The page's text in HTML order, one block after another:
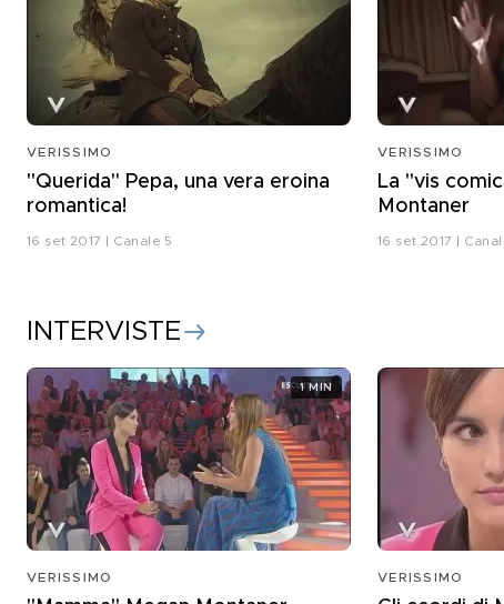
VERISSIMO
"Querida" Pepa, una vera eroina
romantica!
16 set 2017 | Canale 5
VERISSIMO
La "vis
Montaner
16 set 2017 |
INTERVISTE
VERISSIMO
1 MIN
VERISSIMO